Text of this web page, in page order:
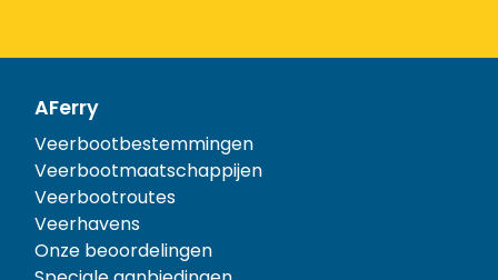
AFerry
Veerbootbestemmingen
Veerbootmaatschappijen
Veerbootroutes
Veerhavens
Onze beoordelingen